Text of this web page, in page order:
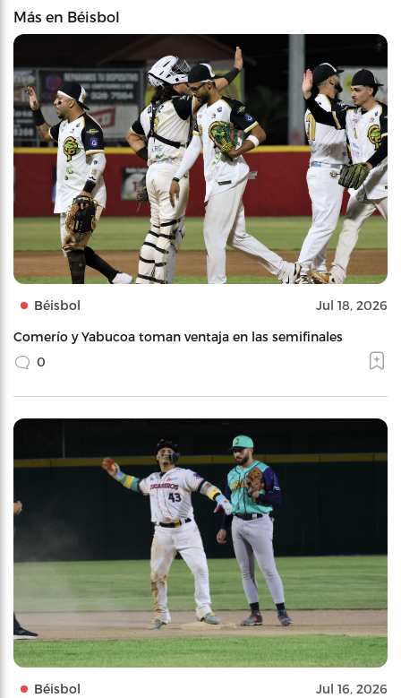
Más en Béisbol
Béisbol Jul 18, 2026
Comerío y Yabucoa toman ventaja en las semifinales
0
Béisbol Jul 16, 2026